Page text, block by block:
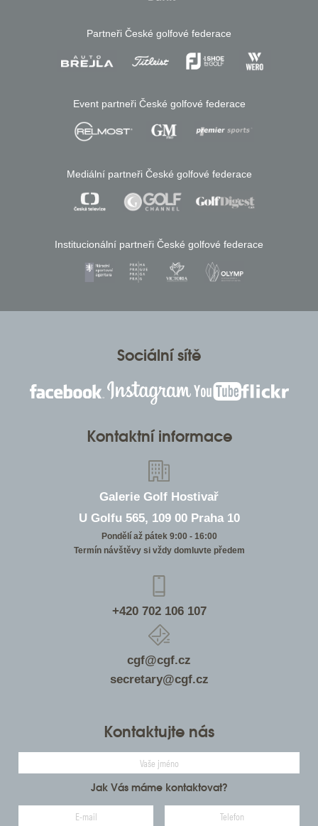
Partneři České golfové federace
Event partneři České golfové federace
Mediální partneři České golfové federace
Institucionální partneři České golfové federace
Sociální sítě
Kontaktní informace
Galerie Golf Hostivař
U Golfu 565, 109 00 Praha 10
Pondělí až pátek 9:00 - 16:00
Termín návštěvy si vždy domluvte předem
+420 702 106 107
cgf@cgf.cz
secretary@cgf.cz
Kontaktujte nás
Jak Vás máme kontaktovat?